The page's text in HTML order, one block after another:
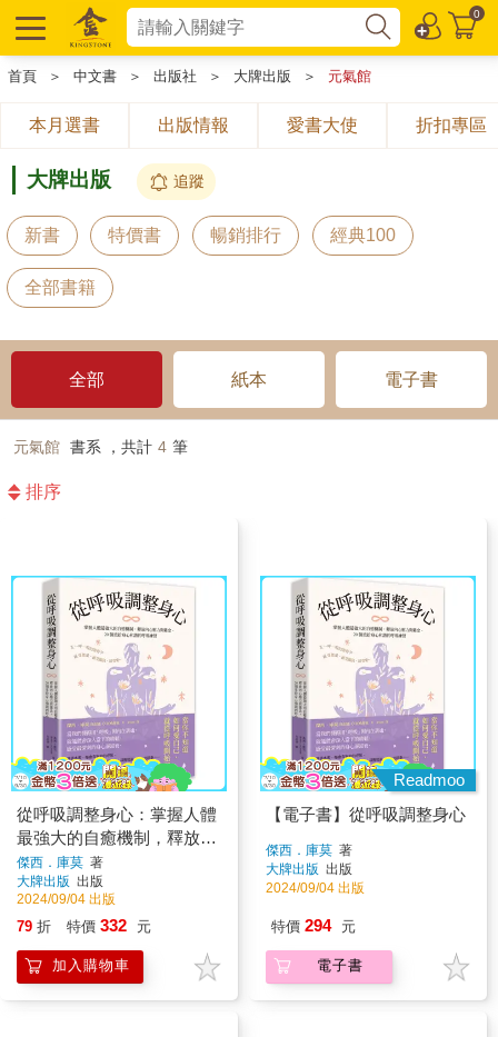
0
首頁 ＞ 中文書 ＞ 出版社 ＞ 大牌出版 ＞ 元氣館
本月選書 出版情報 愛書大使 折扣專區
大牌出版 追蹤
新書 特價書 暢銷排行 經典100
全部書籍
全部 紙本 電子書
元氣館 書系 ，共計 4 筆
排序
從呼吸調整身心：掌握人體
最強大的自癒機制，釋放內
心壓力與雜念，20個重拾身
心和諧的呼吸練習
傑西．庫莫 著
大牌出版 出版
2024/09/04 出版
79 折 特價 332 元
加入購物車
Readmoo
【電子書】從呼吸調整身心
傑西．庫莫 著
大牌出版 出版
2024/09/04 出版
特價 294 元
電子書